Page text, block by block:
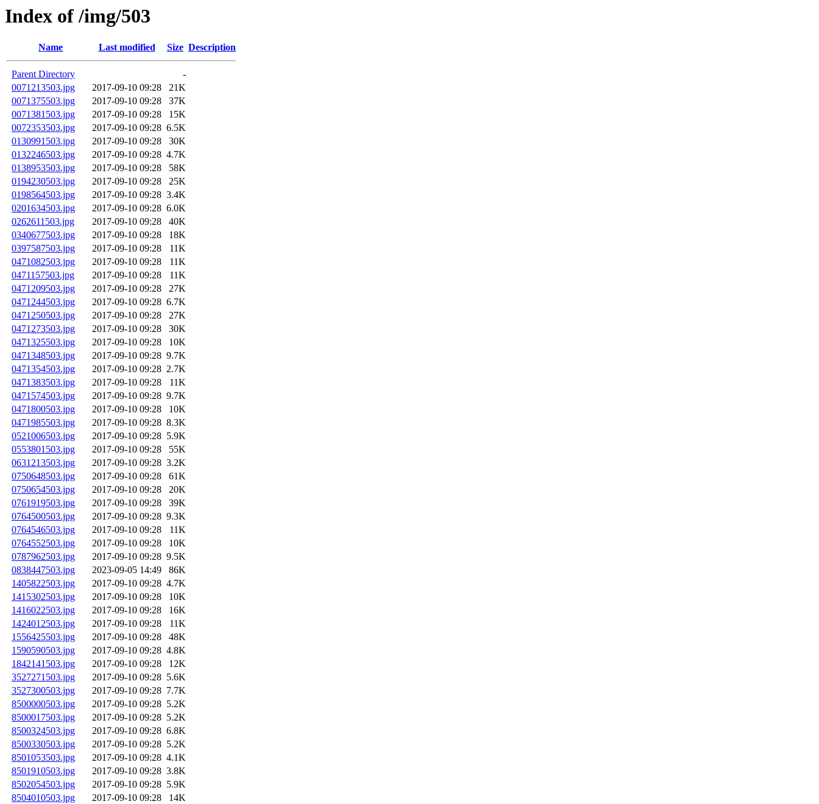
Index of /img/503
Name Last modified Size Description
Parent Directory
-
0071213503.jpg
2017-09-10 09:28
21K
0071375503.jpg
2017-09-10 09:28
37K
0071381503.jpg
2017-09-10 09:28
15K
0072353503.jpg
2017-09-10 09:28 6.5K
0130991503.jpg
2017-09-10 09:28
30K
0132246503.jpg
2017-09-10 09:28 4.7K
0138953503.jpg
2017-09-10 09:28
58K
0194230503.jpg
2017-09-10 09:28
25K
0198564503.jpg
2017-09-10 09:28 3.4K
0201634503.jpg
2017-09-10 09:28 6.0K
0262611503.jpg
2017-09-10 09:28
40K
0340677503.jpg
2017-09-10 09:28
18K
0397587503.jpg
2017-09-10 09:28
11K
0471082503.jpg
2017-09-10 09:28
11K
0471157503.jpg
2017-09-10 09:28
11K
0471209503.jpg
2017-09-10 09:28
27K
0471244503.jpg
2017-09-10 09:28 6.7K
0471250503.jpg
2017-09-10 09:28
27K
0471273503.jpg
2017-09-10 09:28
30K
0471325503.jpg
2017-09-10 09:28
10K
0471348503.jpg
2017-09-10 09:28 9.7K
0471354503.jpg
2017-09-10 09:28 2.7K
0471383503.jpg
2017-09-10 09:28
11K
0471574503.jpg
2017-09-10 09:28 9.7K
0471800503.jpg
2017-09-10 09:28
10K
0471985503.jpg
2017-09-10 09:28 8.3K
0521006503.jpg
2017-09-10 09:28 5.9K
0553801503.jpg
2017-09-10 09:28
55K
0631213503.jpg
2017-09-10 09:28 3.2K
0750648503.jpg
2017-09-10 09:28
61K
0750654503.jpg
2017-09-10 09:28
20K
0761919503.jpg
2017-09-10 09:28
39K
0764500503.jpg
2017-09-10 09:28 9.3K
0764546503.jpg
2017-09-10 09:28
11K
0764552503.jpg
2017-09-10 09:28
10K
0787962503.jpg
2017-09-10 09:28 9.5K
0838447503.jpg
2023-09-05 14:49
86K
1405822503.jpg
2017-09-10 09:28 4.7K
1415302503.jpg
2017-09-10 09:28
10K
1416022503.jpg
2017-09-10 09:28
16K
1424012503.jpg
2017-09-10 09:28
11K
1556425503.jpg
2017-09-10 09:28
48K
1590590503.jpg
2017-09-10 09:28 4.8K
1842141503.jpg
2017-09-10 09:28
12K
3527271503.jpg
2017-09-10 09:28 5.6K
3527300503.jpg
2017-09-10 09:28 7.7K
8500000503.jpg
2017-09-10 09:28 5.2K
8500017503.jpg
2017-09-10 09:28 5.2K
8500324503.jpg
2017-09-10 09:28 6.8K
8500330503.jpg
2017-09-10 09:28 5.2K
8501053503.jpg
2017-09-10 09:28 4.1K
8501910503.jpg
2017-09-10 09:28 3.8K
8502054503.jpg
2017-09-10 09:28 5.9K
8504010503.jpg
2017-09-10 09:28
14K